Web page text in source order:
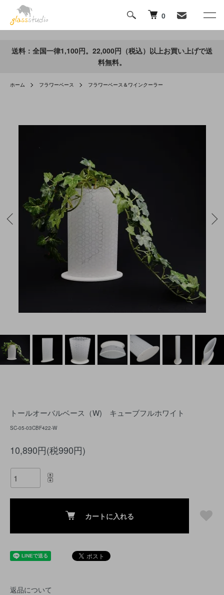
0
送料：全国一律1,100円。22,000円（税込）以上お買い上げで送
料無料。
ホーム フラワーベース フラワーベース＆ワインクーラー
トールオーバルベース（W) キューブフルホワイト
SC-05-03CBF422-W
10,890円(税990円)
カートに入れる
返品について